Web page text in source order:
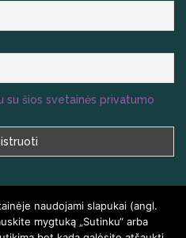
su šios svetainės privatumo
naudojami slapukai (angl.
mygtuką „Sutinku“ arba